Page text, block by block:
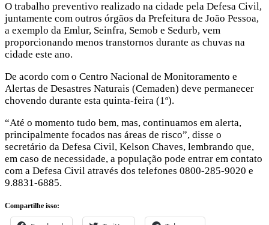
O trabalho preventivo realizado na cidade pela Defesa Civil,
juntamente com outros órgãos da Prefeitura de João Pessoa,
a exemplo da Emlur, Seinfra, Semob e Sedurb, vem
proporcionando menos transtornos durante as chuvas na
cidade este ano.
De acordo com o Centro Nacional de Monitoramento e
Alertas de Desastres Naturais (Cemaden) deve permanecer
chovendo durante esta quinta-feira (1º).
“Até o momento tudo bem, mas, continuamos em alerta,
principalmente focados nas áreas de risco”, disse o
secretário da Defesa Civil, Kelson Chaves, lembrando que,
em caso de necessidade, a população pode entrar em contato
com a Defesa Civil através dos telefones 0800-285-9020 e
9.8831-6885.
Compartilhe isso: